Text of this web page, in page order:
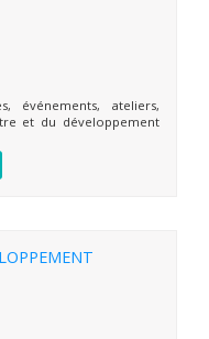
événements, ateliers,
et du développement